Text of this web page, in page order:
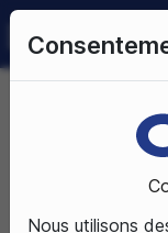
Nous utilisons
09 72 50